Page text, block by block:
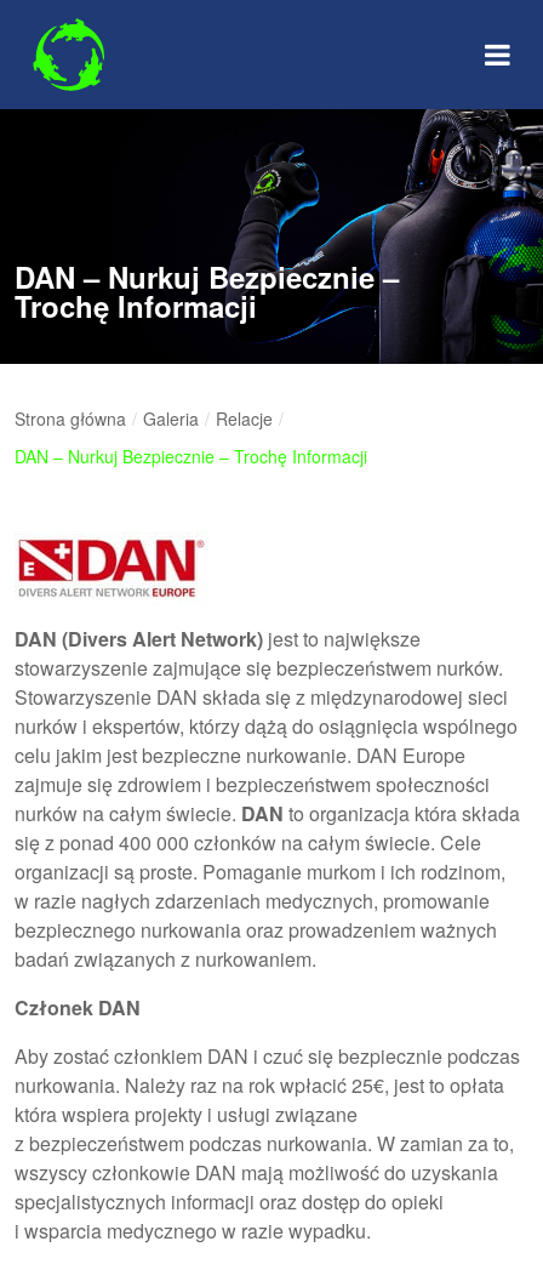
content
DAN – Nurkuj Bezpiecznie –
Trochę Informacji
Strona główna / Galeria / Relacje /
DAN – Nurkuj Bezpiecznie – Trochę Informacji
DAN (Divers Alert Network) jest to największe
stowarzyszenie zajmujące się bezpieczeństwem nurków.
Stowarzyszenie DAN składa się z międzynarodowej sieci
nurków i ekspertów, którzy dążą do osiągnięcia wspólnego
celu jakim jest bezpieczne nurkowanie. DAN Europe
zajmuje się zdrowiem i bezpieczeństwem społeczności
nurków na całym świecie. DAN to organizacja która składa
się z ponad 400 000 członków na całym świecie. Cele
organizacji są proste. Pomaganie murkom i ich rodzinom,
w razie nagłych zdarzeniach medycznych, promowanie
bezpiecznego nurkowania oraz prowadzeniem ważnych
badań związanych z nurkowaniem.
Członek DAN
Aby zostać członkiem DAN i czuć się bezpiecznie podczas
nurkowania. Należy raz na rok wpłacić 25€, jest to opłata
która wspiera projekty i usługi związane
z bezpieczeństwem podczas nurkowania. W zamian za to,
wszyscy członkowie DAN mają możliwość do uzyskania
specjalistycznych informacji oraz dostęp do opieki
i wsparcia medycznego w razie wypadku.